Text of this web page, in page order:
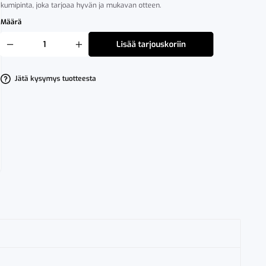
kumipinta, joka tarjoaa hyvän ja mukavan otteen.
Määrä
Sagaform
Vaaleansininen
määrä
Lisää tarjouskoriin
Jätä kysymys tuotteesta